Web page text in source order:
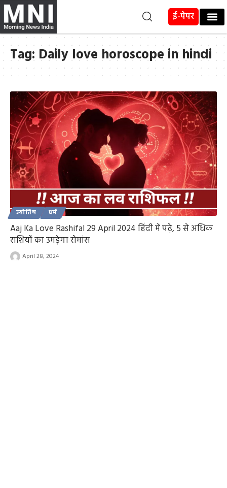
ई-पेपर
Tag: Daily love horoscope in hindi
ज्योतिष धर्म
Aaj Ka Love Rashifal 29 April 2024 हिंदी में पढ़े, 5 से अधिक
राशियों का उमड़ेगा रोमांस
April 28, 2024